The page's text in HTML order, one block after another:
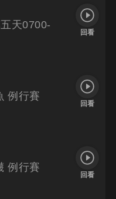
天0700-
回看
例行賽
回看
例行賽
回看